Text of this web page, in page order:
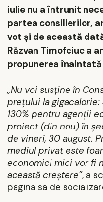
iulie nu a întrunit
partea consilierilor,
vot și de această
Răzvan Timofciuc a
propunerea
„Nu voi susține în
prețului la
130% pentru agenții
proiect (din nou) în
de vineri, 30 august.
mediul privat este
economici mici vor fi
această creștere”, a
pagina sa de